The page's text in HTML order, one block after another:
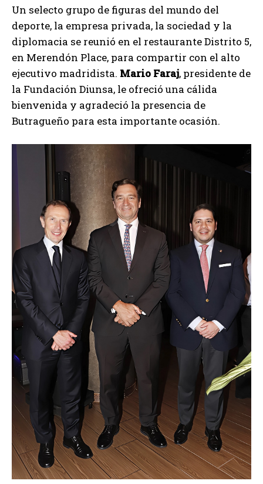
Un selecto grupo de figuras del mundo del
deporte, la empresa privada, la sociedad y la
diplomacia se reunió en el restaurante Distrito 5,
en Merendón Place, para compartir con el alto
ejecutivo madridista. Mario Faraj, presidente de
la Fundación Diunsa, le ofreció una cálida
bienvenida y agradeció la presencia de
Butragueño para esta importante ocasión.